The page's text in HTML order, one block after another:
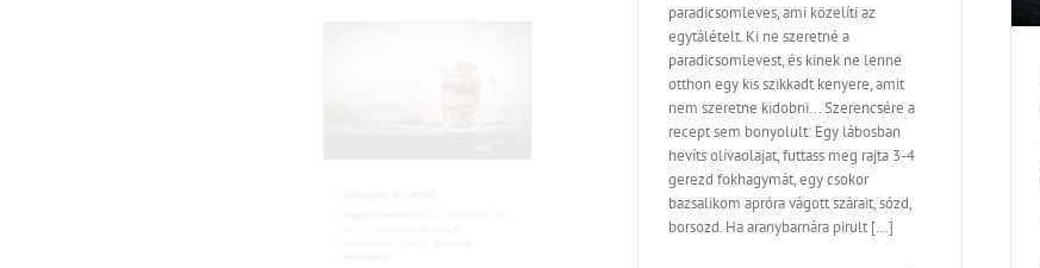
paradicsomleves, ami közelíti az
egytálételt. Ki ne szeretné a
paradicsomlevest, és kinek ne lenne
otthon egy kis szikkadt kenyere, amit
nem szeretne kidobni... Szerencsére a
recept sem bonyolult: Egy lábosban
hevíts olívaolajat, futtass meg rajta 3-4
gerezd fokhagymát, egy csokor
bazsalikom apróra vágott szárait, sózd,
borsozd. Ha aranybarnára pirult [...]